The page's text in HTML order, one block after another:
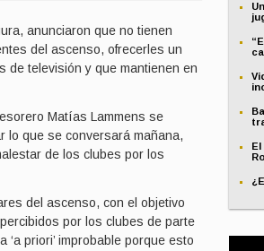
anunciaron que no tienen
del ascenso, ofrecerles un
de televisión y que mantienen en
Matías Lammens se
lo que se conversará mañana,
de los clubes por los
del ascenso, con el objetivo
por los clubes de parte
priori’ improbable porque esto
El